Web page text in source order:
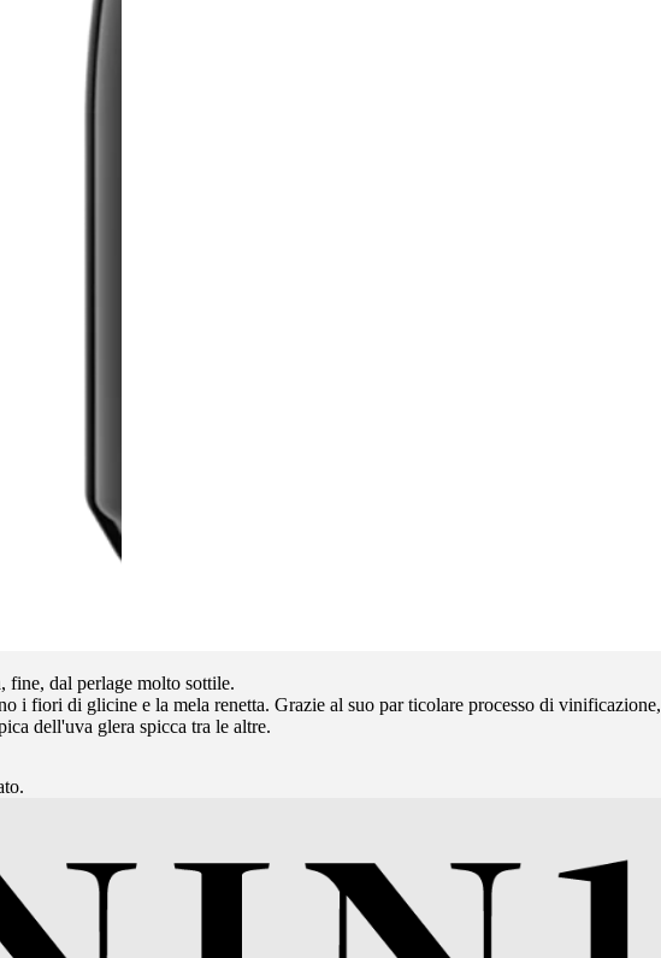
dal perlage molto sottile.
i fiori di glicine e la mela renetta. Grazie al suo par ticolare processo di vinificazione,
dell'uva glera spicca tra le altre.